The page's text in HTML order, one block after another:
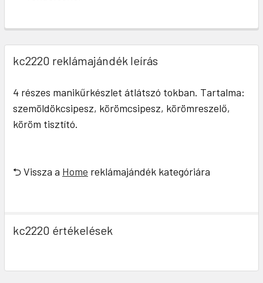
kc2220 reklámajándék leírás
4 részes manikűrkészlet átlátszó tokban. Tartalma:
szemöldökcsipesz, körömcsipesz, körömreszelő,
köröm tisztító.
⮌ Vissza a Home reklámajándék kategóriára
kc2220 értékelések